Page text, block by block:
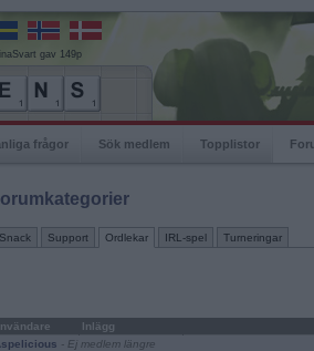
gav 149p
frågor Sök medlem Topplistor
Snack Support Ordlekar IRL-spel Turneringar
Inlägg
- Ej medlem längre